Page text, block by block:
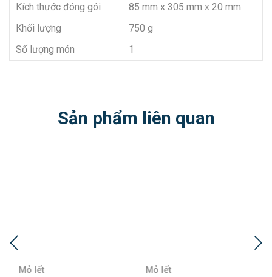
Kích thước đóng gói
85 mm x 305 mm x 20 mm
Khối lượng
750 g
Số lượng món
1
Sản phẩm liên quan
Mỏ lết Mỏ lết